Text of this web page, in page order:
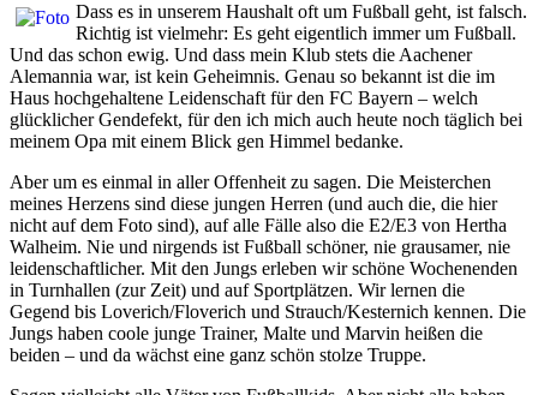
Dass es in unserem Haushalt oft um Fußball geht, ist falsch.
Richtig ist vielmehr: Es geht eigentlich immer um Fußball.
Und das schon ewig. Und dass mein Klub stets die Aachener
Alemannia war, ist kein Geheimnis. Genau so bekannt ist die im
Haus hochgehaltene Leidenschaft für den FC Bayern – welch
glücklicher Gendefekt, für den ich mich auch heute noch täglich bei
meinem Opa mit einem Blick gen Himmel bedanke.
Aber um es einmal in aller Offenheit zu sagen. Die Meisterchen
meines Herzens sind diese jungen Herren (und auch die, die hier
nicht auf dem Foto sind), auf alle Fälle also die E2/E3 von Hertha
Walheim. Nie und nirgends ist Fußball schöner, nie grausamer, nie
leidenschaftlicher. Mit den Jungs erleben wir schöne Wochenenden
in Turnhallen (zur Zeit) und auf Sportplätzen. Wir lernen die
Gegend bis Loverich/Floverich und Strauch/Kesternich kennen. Die
Jungs haben coole junge Trainer, Malte und Marvin heißen die
beiden – und da wächst eine ganz schön stolze Truppe.